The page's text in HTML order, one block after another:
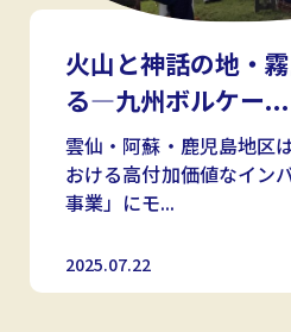
火山と神話の地・
る—九州ボルケー...
雲仙・阿蘇・鹿児島地区
おける高付加価値なイン
事業」にモ...
2025.07.22